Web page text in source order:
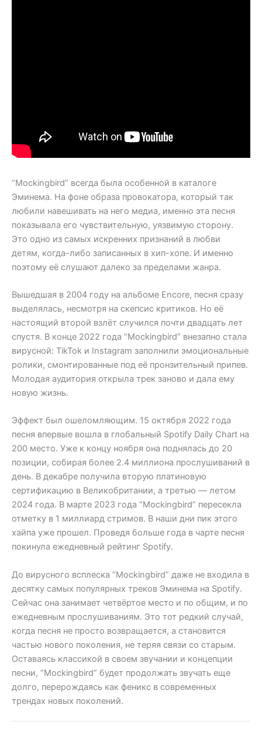
“Mockingbird” всегда была особенной в каталоге
Эминема. На фоне образа провокатора, который так
любили навешивать на него медиа, именно эта песня
показывала его чувствительную, уязвимую сторону.
Это одно из самых искренних признаний в любви
детям, когда-либо записанных в хип-хопе. И именно
поэтому её слушают далеко за пределами жанра.
Вышедшая в 2004 году на альбоме Encore, песня сразу
выделялась, несмотря на скепсис критиков. Но её
настоящий второй взлёт случился почти двадцать лет
спустя. В конце 2022 года “Mockingbird” внезапно стала
вирусной: TikTok и Instagram заполнили эмоциональные
ролики, смонтированные под её пронзительный припев.
Молодая аудитория открыла трек заново и дала ему
новую жизнь.
Эффект был ошеломляющим. 15 октября 2022 года
песня впервые вошла в глобальный Spotify Daily Chart на
200 место. Уже к концу ноября она поднялась до 20
позиции, собирая более 2.4 миллиона прослушиваний в
день. В декабре получила вторую платиновую
сертификацию в Великобритании, а третью — летом
2024 года. В марте 2023 года “Mockingbird” пересекла
отметку в 1 миллиард стримов. В наши дни пик этого
хайпа уже прошел. Проведя больше года в чарте песня
покинула ежедневный рейтинг Spotify.
До вирусного всплеска “Mockingbird” даже не входила в
десятку самых популярных треков Эминема на Spotify.
Сейчас она занимает четвёртое место и по общим, и по
ежедневным прослушиваниям. Это тот редкий случай,
когда песня не просто возвращается, а становится
частью нового поколения, не теряя связи со старым.
Оставаясь классикой в своем звучании и концепции
песни, “Mockingbird” будет продолжать звучать еще
долго, перерождаясь как феникс в современных
трендах новых поколений.